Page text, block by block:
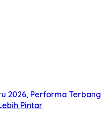
2026, Performa Terbang
Pintar